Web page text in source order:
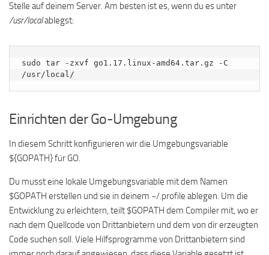
Stelle auf deinem Server. Am besten ist es, wenn du es unter
/usr/localablegst:
sudo tar -zxvf go1.17.linux-amd64.tar.gz -C
/usr/local/
Einrichten der Go-Umgebung
In diesem Schritt konfigurieren wir die Umgebungsvariable
${GOPATH} für GO.
Du musst eine lokale Umgebungsvariable mit dem Namen
$GOPATH erstellen und sie in deinem ~/.profile ablegen. Um die
Entwicklung zu erleichtern, teilt $GOPATH dem Compiler mit, wo er
nach dem Quellcode von Drittanbietern und dem von dir erzeugten
Code suchen soll. Viele Hilfsprogramme von Drittanbietern sind